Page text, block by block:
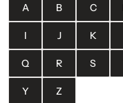
A B C
I J K
Q R S
Y Z